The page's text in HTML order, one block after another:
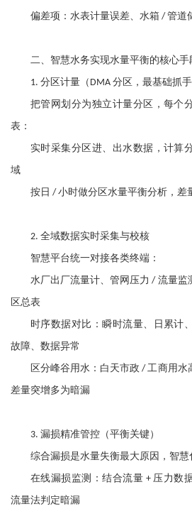
偏差项：水表计量误差、水箱 /管道
二、智慧水务实现水量平衡的核心手
1. 分区计量（ DMA 分区，最基础抓手
把管网划分为独立计量分区，每个
表：
实时采集分区进、出水数据，计算
域
按日 /小时做分区水量平衡分析，差
2. 全域数据实时采集与校核
智慧平台统一对接各类终端：
水厂出厂流量计、管网压力 / 流量监
区总表
时序数据对比：瞬时流量、日累计
故障、数据异常
区分峰谷用水：白天市政 /工商用水
差量突增多为暗漏
3. 漏损精准管控（平衡关键）
综合漏损是水量失衡最大原因，智慧
在线漏损监测：结合流量 + 压力数
流量法判定暗漏